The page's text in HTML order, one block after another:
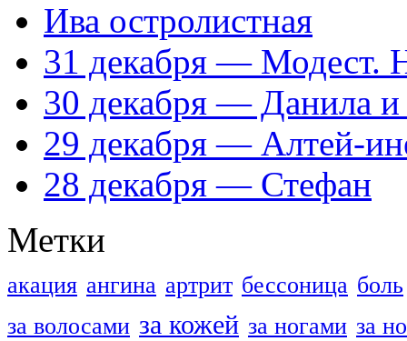
Ива остролистная
31 декабря — Модест.
30 декабря — Данила
29 декабря — Алтей-
28 декабря — Стефан
Метки
акация ангина артрит бессоница боль
за волосами за кожей за ногами за